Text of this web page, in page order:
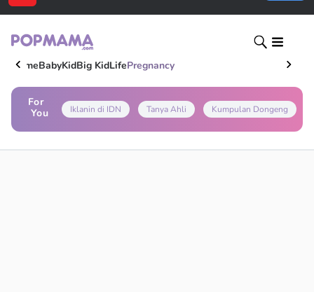
HomeBabyKidBig KidLifePregnancy
For
You
Iklanin di IDN Tanya Ahli Kumpulan Dongeng